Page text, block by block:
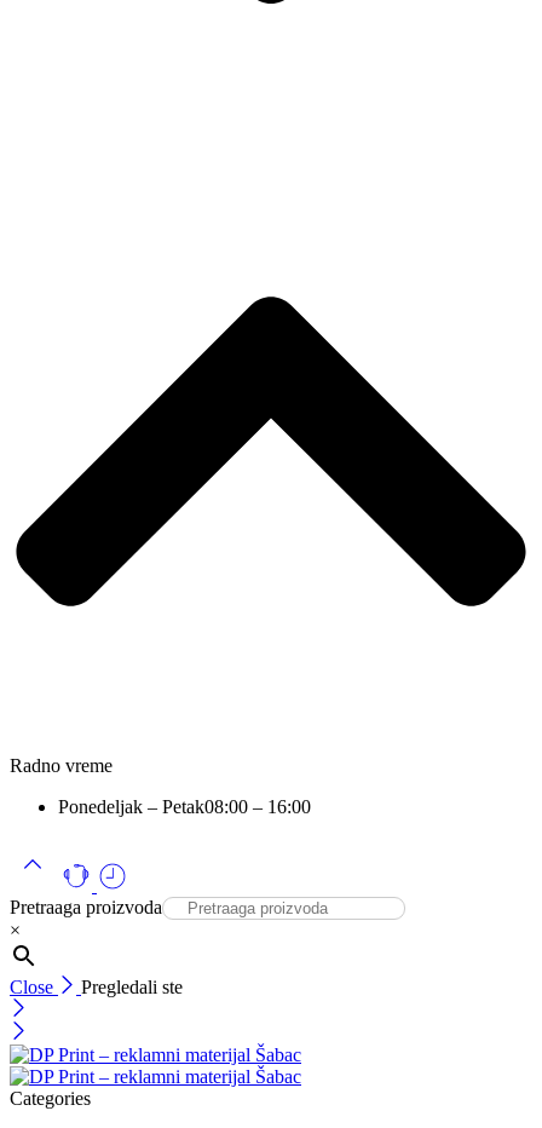
Radno vreme
Ponedeljak – Petak08:00 – 16:00
Pretraaga proizvoda
×
Close Pregledali ste
Categories